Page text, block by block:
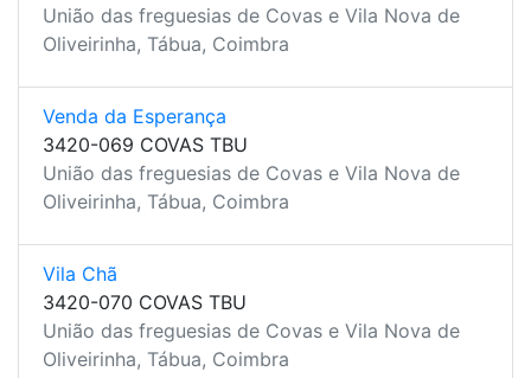
União das freguesias de Covas e Vila Nova de
Oliveirinha, Tábua, Coimbra
Venda da Esperança
3420-069 COVAS TBU
União das freguesias de Covas e Vila Nova de
Oliveirinha, Tábua, Coimbra
Vila Chã
3420-070 COVAS TBU
União das freguesias de Covas e Vila Nova de
Oliveirinha, Tábua, Coimbra